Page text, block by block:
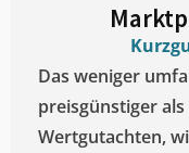
Das weniger
preisgünstiger
Wertgutachten,